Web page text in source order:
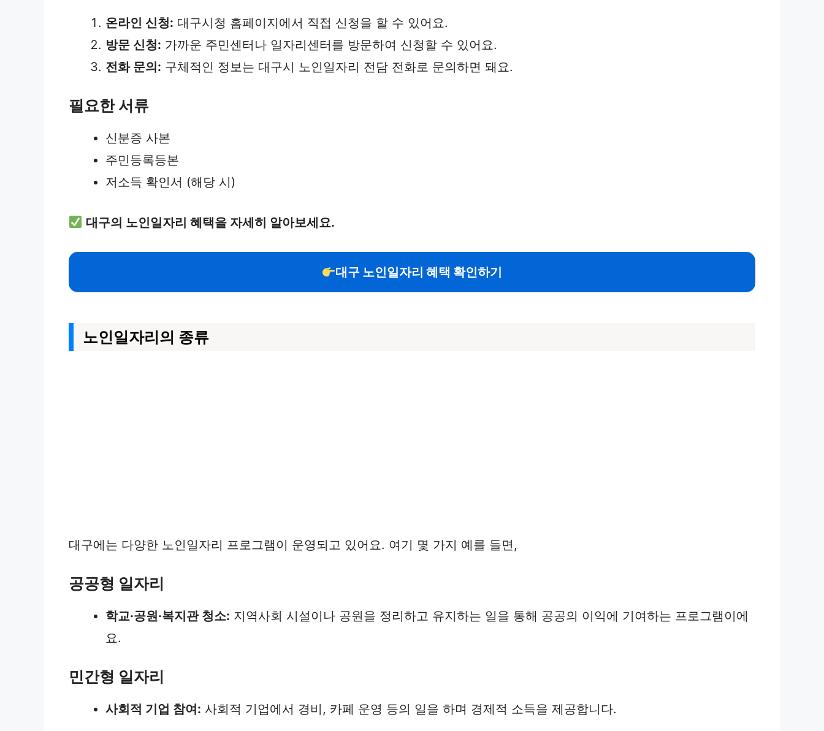
온라인 신청: 대구시청 홈페이지에서 직접 신청을 할 수 있어요.
방문 신청: 가까운 주민센터나 일자리센터를 방문하여 신청할 수 있어요.
전화 문의: 구체적인 정보는 대구시 노인일자리 전담 전화로 문의하면 돼요.
필요한 서류
신분증 사본
주민등록등본
저소득 확인서 (해당 시)
대구의 노인일자리 혜택을 자세히 알아보세요.
대구 노인일자리 혜택 확인하기
노인일자리의 종류
대구에는 다양한 노인일자리 프로그램이 운영되고 있어요. 여기 몇 가지 예를 들면,
공공형 일자리
학교·공원·복지관 청소: 지역사회 시설이나 공원을 정리하고 유지하는 일을 통해 공공의 이익에 기여하는 프로그램이에
요.
민간형 일자리
사회적 기업 참여: 사회적 기업에서 경비, 카페 운영 등의 일을 하며 경제적 소득을 제공합니다.